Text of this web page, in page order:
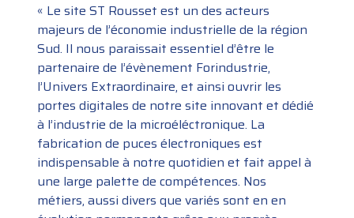
« Le site ST Rousset est un des acteurs
majeurs de l’économie industrielle de la région
Sud. Il nous paraissait essentiel d’être le
partenaire de l’évènement Forindustrie,
l’Univers Extraordinaire, et ainsi ouvrir les
portes digitales de notre site innovant et dédié
à l’industrie de la microéléctronique. La
fabrication de puces électroniques est
indispensable à notre quotidien et fait appel à
une large palette de compétences. Nos
métiers, aussi divers que variés sont en en